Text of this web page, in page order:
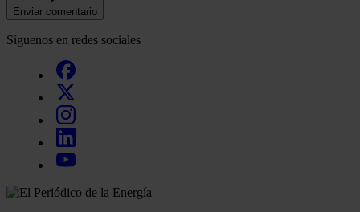
Enviar comentario
Síguenos en redes sociales